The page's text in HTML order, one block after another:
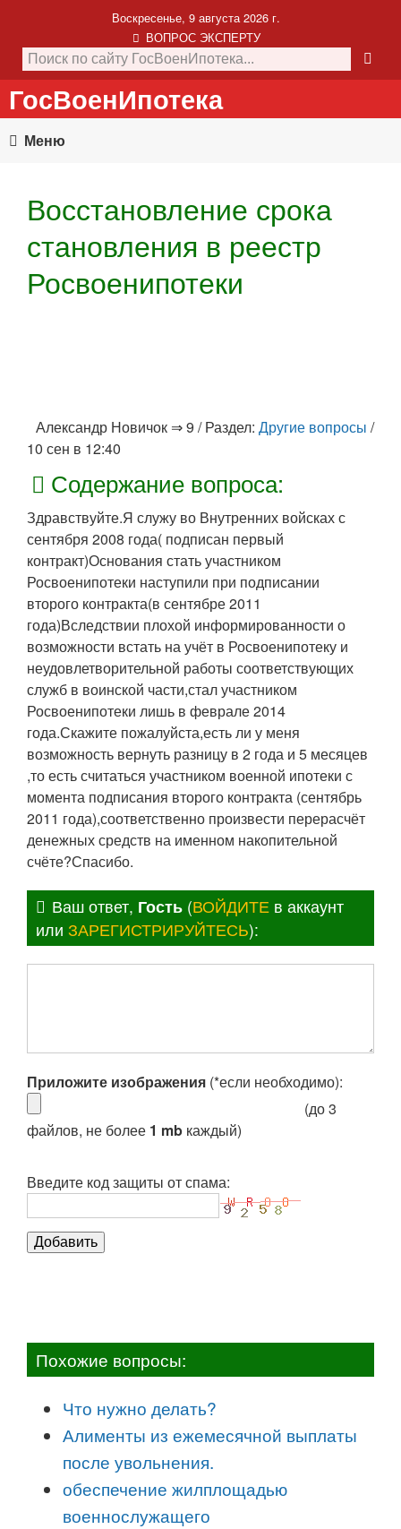
Воскресенье, 9 августа 2026 г.
ВОПРОС ЭКСПЕРТУ
ГосВоенИпотека
Меню
Восстановление срока
становления в реестр
Росвоенипотеки
Александр Новичок ⇒ 9 / Раздел: Другие вопросы /
10 сен в 12:40
Содержание вопроса:
Здравствуйте.Я служу во Внутренних войсках с
сентября 2008 года( подписан первый
контракт)Основания стать участником
Росвоенипотеки наступили при подписании
второго контракта(в сентябре 2011
года)Вследствии плохой информированности о
возможности встать на учёт в Росвоенипотеку и
неудовлетворительной работы соответствующих
служб в воинской части,стал участником
Росвоенипотеки лишь в феврале 2014
года.Скажите пожалуйста,есть ли у меня
возможность вернуть разницу в 2 года и 5 месяцев
,то есть считаться участником военной ипотеки с
момента подписания второго контракта (сентябрь
2011 года),соответственно произвести перерасчёт
денежных средств на именном накопительной
счёте?Спасибо.
Ваш ответ, Гость (ВОЙДИТЕ в аккаунт
или ЗАРЕГИСТРИРУЙТЕСЬ):
Приложите изображения (*если необходимо):
(до 3
файлов, не более 1 mb каждый)
Введите код защиты от спама:
Похожие вопросы:
Что нужно делать?
Алименты из ежемесячной выплаты
после увольнения.
обеспечение жилплощадью
военнослужащего